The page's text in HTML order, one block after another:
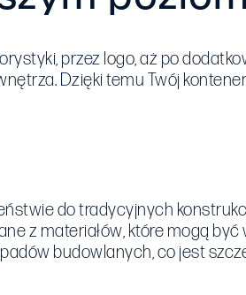
przez logo, aż po
Dzięki temu Twój
do tradycyjnych
z materiałów, które mogą być
budowlanych, co jest